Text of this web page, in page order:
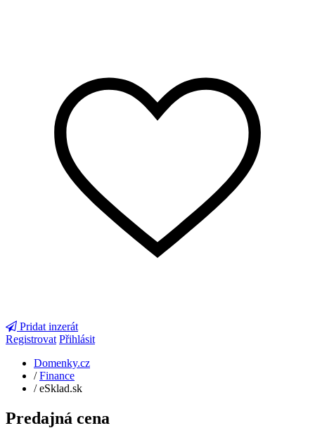
Pridat inzerát
Registrovat Přihlásit
Domenky.cz
/Finance
/eSklad.sk
Predajná cena